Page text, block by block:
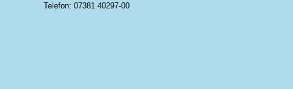
Telefon: 07381 40297-00